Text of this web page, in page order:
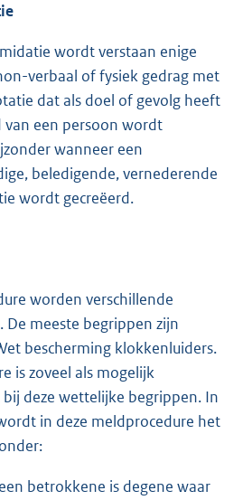
wordt verstaan enige
verbaal of fysiek gedrag met
dat als doel of gevolg heeft
een persoon wordt
wanneer een
beledigende, vernederende
wordt gecreëerd.
worden verschillende
meeste begrippen zijn
bescherming klokkenluiders.
is zoveel als mogelijk
deze wettelijke begrippen. In
in deze meldprocedure het
betrokkene is degene waar